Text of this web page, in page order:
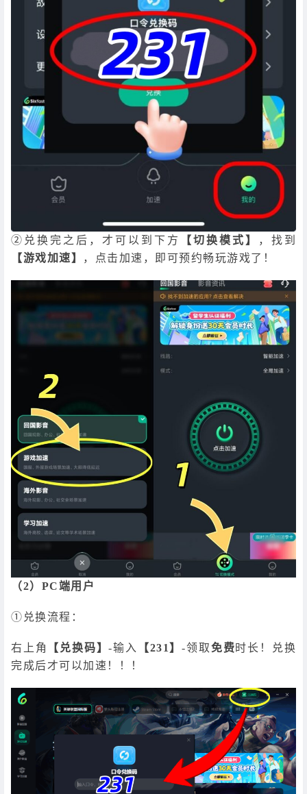
②兑换完之后，才可以到下方 【切换模式】
，找到
【游戏加速】
，点击加速，即可预约畅玩游戏了！
（2）PC端用户
①兑换流程：
右上角 【兑换码】-输入 【231】-领取免费时长！兑换
完成后才可以加速！！！